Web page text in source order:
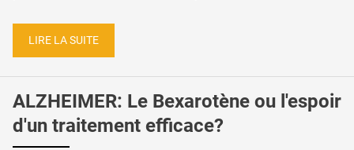
LIRE LA SUITE
ALZHEIMER: Le Bexarotène ou l'espoir
d'un traitement efficace?